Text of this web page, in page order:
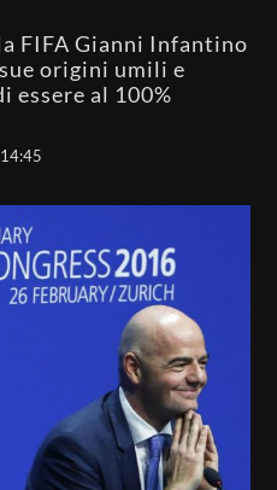
FIFA Gianni Infantino
origini umili e
essere al 100%